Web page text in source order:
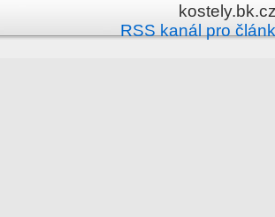
RSS kanál pro